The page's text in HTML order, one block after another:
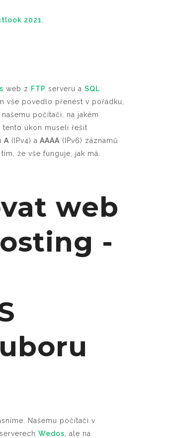
2021.
web z FTP serveru a SQL
vše povedlo přenést v pořádku,
počítači, na jakém
tento úkon museli řešit
A (IPv4) a AAAA (IPv6) záznamů
že vše funguje, jak má.
web
-
Našemu počítači v
Wedos , ale na